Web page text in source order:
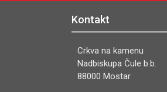
Kontakt
Crkva na kamenu
Nadbiskupa Čule b.b.
88000 Mostar